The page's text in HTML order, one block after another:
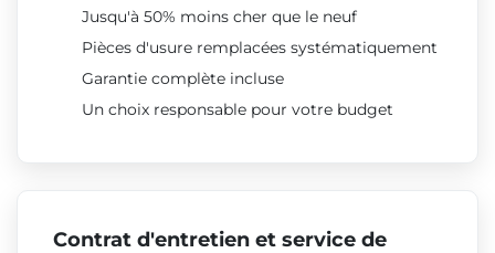
Jusqu'à 50% moins cher que le neuf
Pièces d'usure remplacées systématiquement
Garantie complète incluse
Un choix responsable pour votre budget
Contrat d'entretien et service de